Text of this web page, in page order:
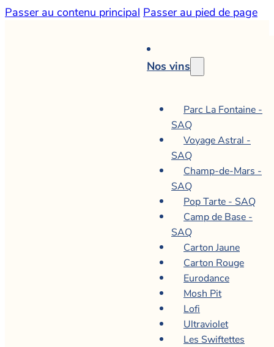
Passer au contenu principal Passer au pied de page
Nos vins
Parc La Fontaine -
SAQ
Voyage Astral -
SAQ
Champ-de-Mars -
SAQ
Pop Tarte - SAQ
Camp de Base -
SAQ
Carton Jaune
Carton Rouge
Eurodance
Mosh Pit
Lofi
Ultraviolet
Les Swiftettes